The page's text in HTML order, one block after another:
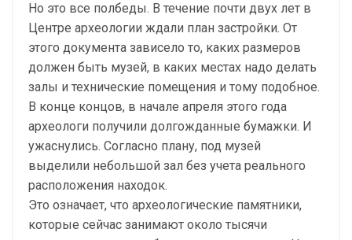
Но это все полбеды. В течение почти двух лет в
Центре археологии ждали план застройки. От
этого документа зависело то, каких размеров
должен быть музей, в каких местах надо делать
залы и технические помещения и тому подобное.
В конце концов, в начале апреля этого года
археологи получили долгожданные бумажки. И
ужаснулись. Согласно плану, под музей
выделили небольшой зал без учета реального
расположения находок.
Это означает, что археологические памятники,
которые сейчас занимают около тысячи